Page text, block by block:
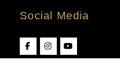
Social Media